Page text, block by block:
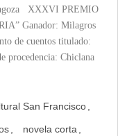
XXXVI PREMIO
Ganador: Milagros
de cuentos titulado:
procedencia: Chiclana
San Francisco
novela corta